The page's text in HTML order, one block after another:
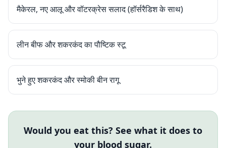
मैकेरल, नए आलू और वॉटरक्रेस सलाद (हॉर्सरैडिश के साथ)
लीन बीफ और शकरकंद का पौष्टिक स्टू
भुने हुए शकरकंद और स्मोकी बीन रागू
Would you eat this? See what it does to
your blood sugar.